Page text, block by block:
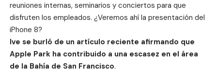
reuniones internas, seminarios y conciertos para que
disfruten los empleados. ¿Veremos ahí la presentación del
iPhone 8?
Ive se burló de un artículo reciente afirmando que
Apple Park ha contribuido a una escasez en el área
de la Bahía de San Francisco.